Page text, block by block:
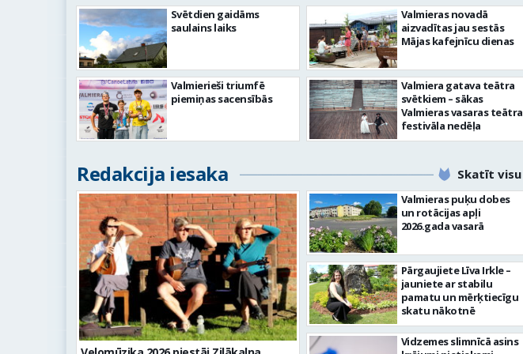
Svētdien gaidāms
saulains laiks
Valmierieši triumfē
piemiņas sacensībās
Valmieras novadā
aizvadītas jau sestās
Mājas kafejnīcu dienas
Valmiera gatava teātra
svētkiem – sākas
Valmieras vasaras teātra
festivāla nedēļa
Redakcija iesaka Skatīt visu
Valmieras puķu dobes
un rotācijas apļi
2026.gada vasarā
Pārgaujiete Līva Irkle –
jauniete ar stabilu
pamatu un mērķtiecīgu
skatu nākotnē
Vidzemes slimnīcā asins